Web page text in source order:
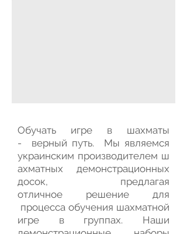
Обучать игре в шахматы
- верный путь. Мы являемся
украинским производителем ш
ахматных демонстрационных
досок, предлагая
отличное решение для
процесса обучения шахматной
игре в группах. Наши